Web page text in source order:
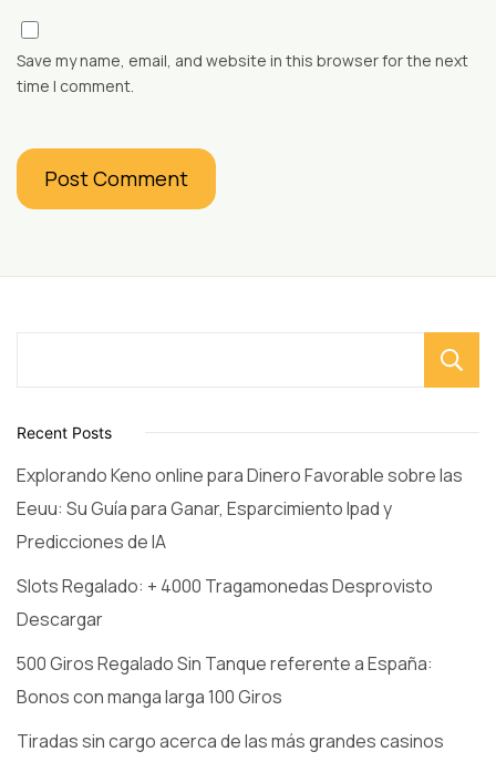
Save my name, email, and website in this browser for the next
time I comment.
Recent Posts
Explorando Keno online para Dinero Favorable sobre las
Eeuu: Su Guía para Ganar, Esparcimiento Ipad y
Predicciones de IA
Slots Regalado: + 4000 Tragamonedas Desprovisto
Descargar
500 Giros Regalado Sin Tanque referente a España:
Bonos con manga larga 100 Giros
Tiradas sin cargo acerca de las más grandes casinos